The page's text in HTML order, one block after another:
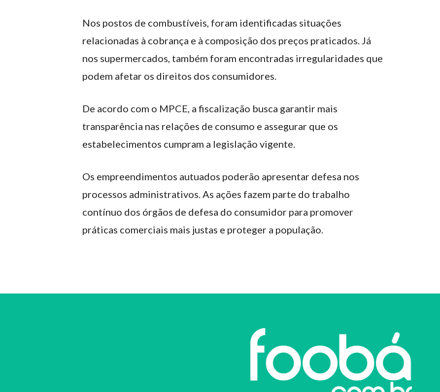
Nos postos de combustíveis, foram identificadas situações
relacionadas à cobrança e à composição dos preços praticados. Já
nos supermercados, também foram encontradas irregularidades que
podem afetar os direitos dos consumidores.
De acordo com o MPCE, a fiscalização busca garantir mais
transparência nas relações de consumo e assegurar que os
estabelecimentos cumpram a legislação vigente.
Os empreendimentos autuados poderão apresentar defesa nos
processos administrativos. As ações fazem parte do trabalho
contínuo dos órgãos de defesa do consumidor para promover
práticas comerciais mais justas e proteger a população.